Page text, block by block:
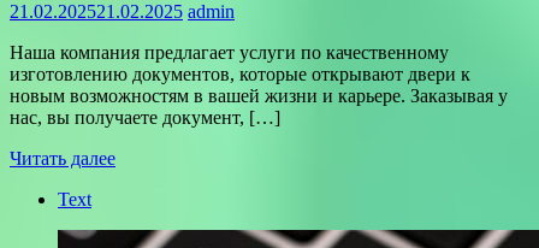
21.02.202521.02.2025 admin
Наша компания предлагает услуги по качественному
изготовлению документов, которые открывают двери к
новым возможностям в вашей жизни и карьере. Заказывая у
нас, вы получаете документ, […]
Читать далее
Text